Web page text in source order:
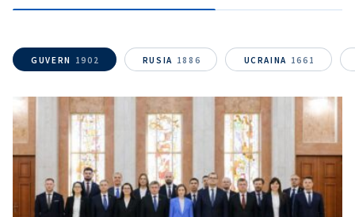
GUVERN 1902 RUSIA 1886 UCRAINA 1661